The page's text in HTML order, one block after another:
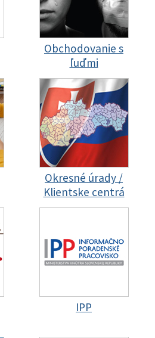
Obchodovanie s
ľuďmi
Okresné úrady /
Klientske centrá
IPP